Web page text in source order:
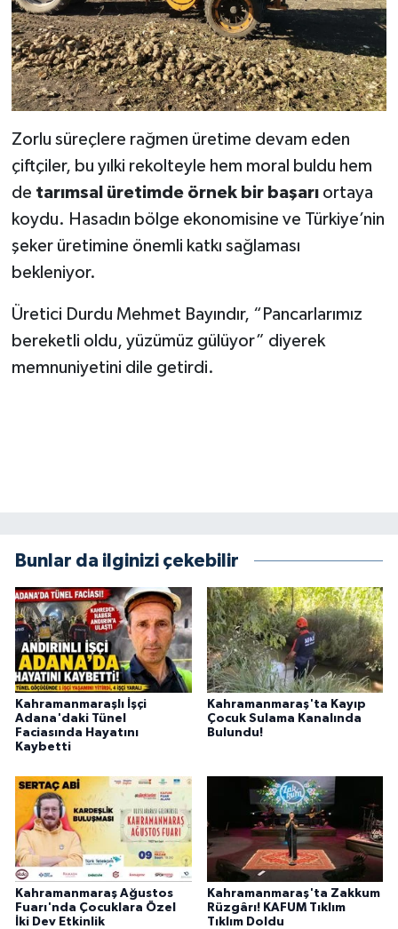
Zorlu süreçlere rağmen üretime devam eden
çiftçiler, bu yılki rekolteyle hem moral buldu hem
de tarımsal üretimde örnek bir başarıortaya
koydu. Hasadın bölge ekonomisine ve Türkiye’nin
şeker üretimine önemli katkı sağlaması
bekleniyor.
Üretici Durdu Mehmet Bayındır, “Pancarlarımız
bereketli oldu, yüzümüz gülüyor” diyerek
memnuniyetini dile getirdi.
Bunlar da ilginizi çekebilir
Kahramanmaraşlı İşçi
Adana'daki Tünel
Faciasında Hayatını
Kaybetti
Kahramanmaraş'ta Kayıp
Çocuk Sulama Kanalında
Bulundu!
Kahramanmaraş Ağustos
Fuarı'nda Çocuklara Özel
İki Dev Etkinlik
Kahramanmaraş'ta Zakkum
Rüzgârı! KAFUM Tıklım
Tıklım Doldu
ÇEK GÖNDER
KİTAP
HEDEF2020
OTOMOBİL
MİZAH
TARİH
Politika
SEÇİM 2015
ÇEVRE
BİLİM VE TEKNOLOJİ
YARIŞMALAR
TANITIM
HABERDE İNSAN